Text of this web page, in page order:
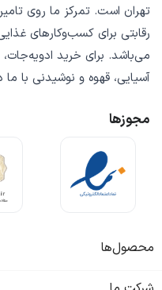
تهران است. تمرکز ما روی
رقابتی برای کسب‌وکارهای
می‌باشد. برای خرید
آسیایی، قهوه و نوشیدنی با
مجوزها
محصول‌ها